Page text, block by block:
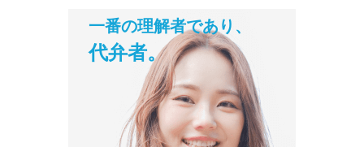
一番の理解者であり、
代弁者。